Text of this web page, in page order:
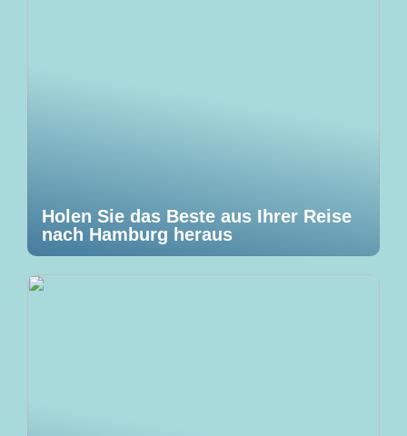
Holen Sie das Beste aus Ihrer Reise
nach Hamburg heraus